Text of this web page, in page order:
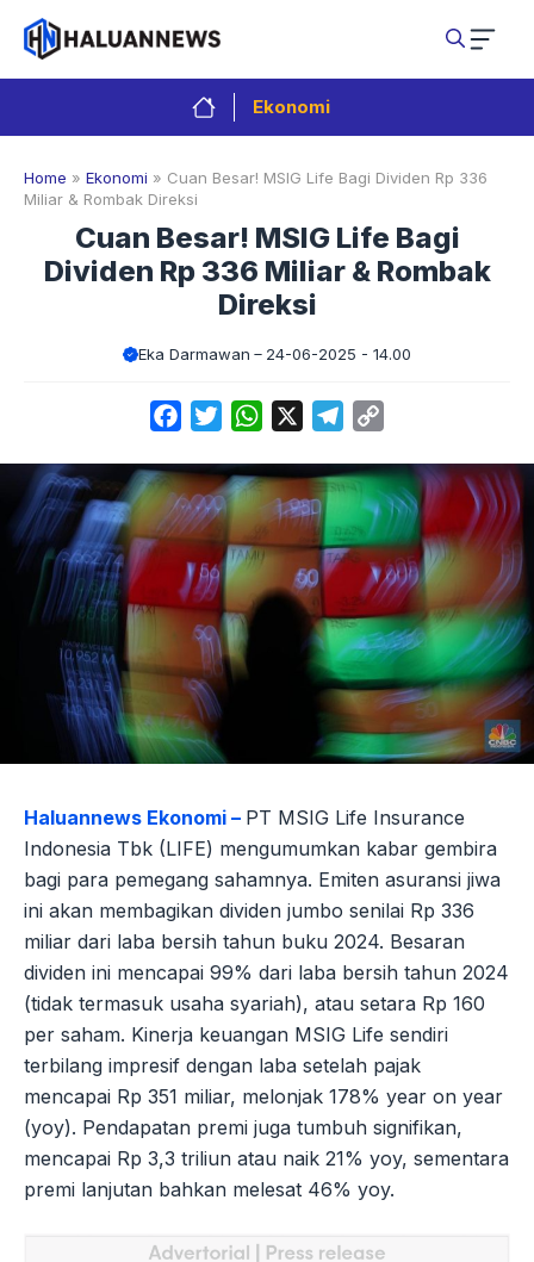
Langsung
isi
Ekonomi
Home » Ekonomi » Cuan Besar! MSIG Life Bagi Dividen Rp 336
Miliar & Rombak Direksi
Cuan Besar! MSIG Life Bagi
Dividen Rp 336 Miliar & Rombak
Direksi
Eka Darmawan 24-06-2025 - 14.00
FacebookTwitterWhatsApp Telegram
Haluannews Ekonomi – PT MSIG Life Insurance
Indonesia Tbk (LIFE) mengumumkan kabar gembira
bagi para pemegang sahamnya. Emiten asuransi jiwa
ini akan membagikan dividen jumbo senilai Rp 336
miliar dari laba bersih tahun buku 2024. Besaran
dividen ini mencapai 99% dari laba bersih tahun 2024
(tidak termasuk usaha syariah), atau setara Rp 160
per saham. Kinerja keuangan MSIG Life sendiri
terbilang impresif dengan laba setelah pajak
mencapai Rp 351 miliar, melonjak 178% year on year
(yoy). Pendapatan premi juga tumbuh signifikan,
mencapai Rp 3,3 triliun atau naik 21% yoy, sementara
premi lanjutan bahkan melesat 46% yoy.